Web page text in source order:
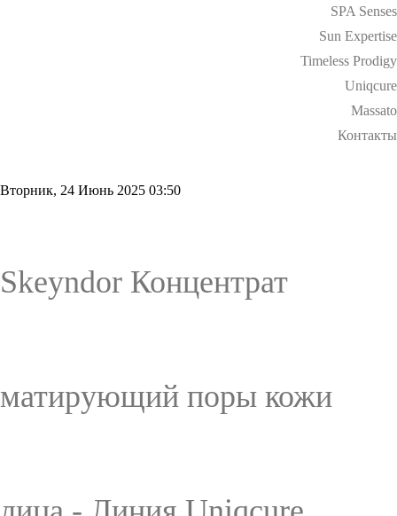
SPA Senses
Sun Expertise
Timeless Prodigy
Uniqcure
Massato
Контакты
Вторник, 24 Июнь 2025 03:50
Skeyndor Концентрат
матирующий поры кожи